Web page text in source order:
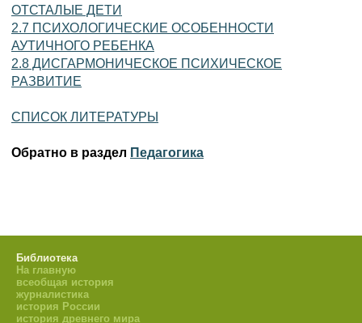
ОТСТАЛЫЕ ДЕТИ
2.7 ПСИХОЛОГИЧЕСКИЕ ОСОБЕННОСТИ
АУТИЧНОГО РЕБЕНКА
2.8 ДИСГАРМОНИЧЕСКОЕ ПСИХИЧЕСКОЕ
РАЗВИТИЕ
СПИСОК ЛИТЕРАТУРЫ
Обратно в раздел Педагогика
Библиотека
На главную
всеобщая история
журналистика
история России
история древнего мира